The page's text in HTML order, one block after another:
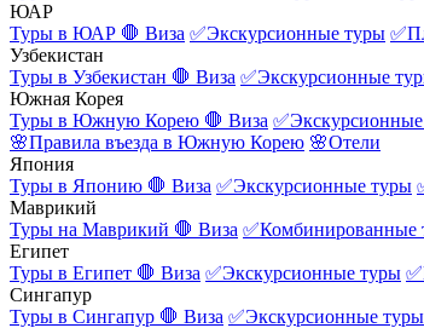
ЮАР
Туры в ЮАР 🛑 Виза ✅Экскурсионные туры
Узбекистан
Туры в Узбекистан 🛑 Виза ✅Экскурсионные
Южная Корея
Туры в Южную Корею 🛑 Виза
🌸Правила въезда в Южную Корею 🌸Отели
Япония
Туры в Японию 🛑 Виза ✅Экскурсионные туры
Маврикий
Туры на Маврикий 🛑 Виза ✅Комбинированные
Египет
Туры в Египет 🛑 Виза ✅Экскурсионные туры
Сингапур
Туры в Сингапур 🛑 Виза ✅Экскурсионные туры